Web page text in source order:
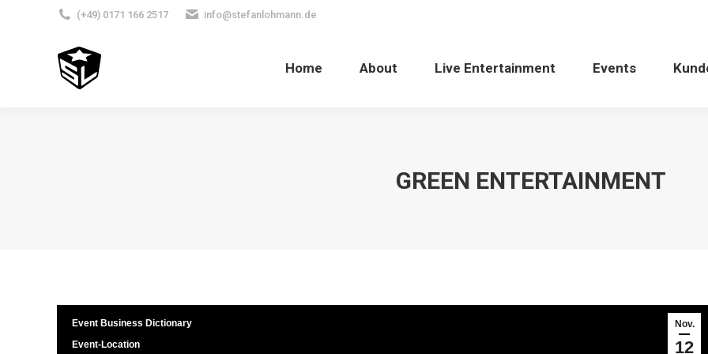
(+49) 0171 166 2517 info@stefanlohmann.de
Home About Live Entertainment Events
GREEN ENTERTAINMENT
Nov.
12
Event Business Dictionary
Event-Location